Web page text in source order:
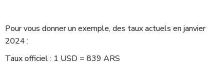
Pour vous donner un exemple, des taux actuels en janvier
2024 :
Taux officiel : 1 USD = 839 ARS